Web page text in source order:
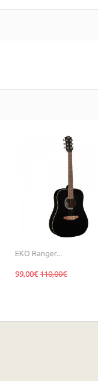
EKO Ranger...
99,00€ 110,00€